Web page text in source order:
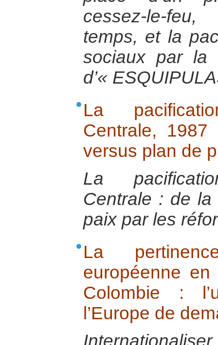
cessez-le-
temps, et la
sociaux par la
d’«
La
Centrale,
versus plan de
La
Centrale : de
paix par les
La
européenne
Colombie :
l’Europe de